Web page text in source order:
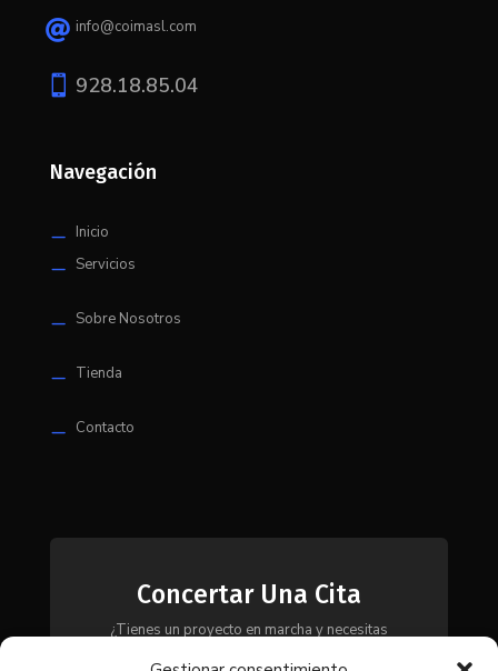
 info@coimasl.com
 928.18.85.04
Navegación
K Inicio
K Servicios
K Sobre Nosotros
K Tienda
K Contacto
Concertar Una Cita
¿Tienes un proyecto en marcha y necesitas